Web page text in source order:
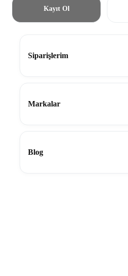
Kayıt Ol
Siparişlerim
Markalar
Blog